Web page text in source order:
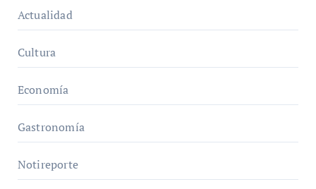
Actualidad
Cultura
Economía
Gastronomía
Notireporte